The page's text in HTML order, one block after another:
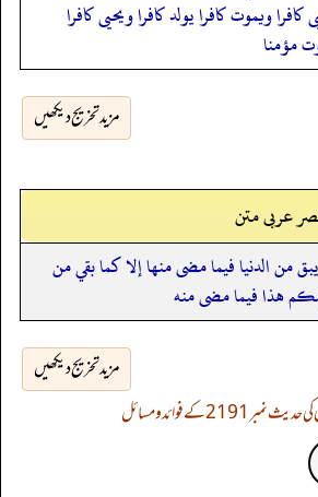
كافرا ويموت كافرا يولد كافرا ويحيى كافرا
مؤمنا
مزید تخریج دیکھیں
عربی متن
من الدنيا فيما مضى منها إلا كما بقي من
هذا فيما مضى منه
مزید تخریج دیکھیں
2191 کے فوائد و مسائل